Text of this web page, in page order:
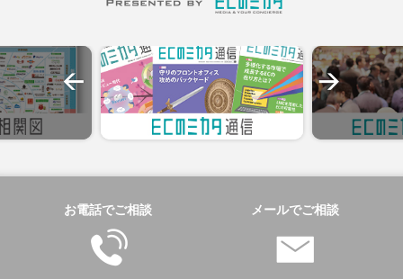
お電話でご相談 メールでご相談